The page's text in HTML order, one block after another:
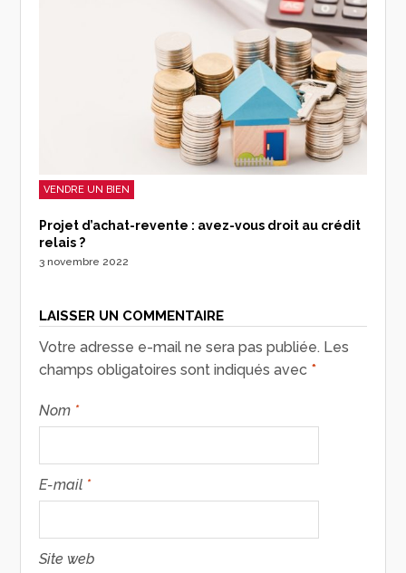
VENDRE UN BIEN
Projet d’achat-revente : avez-vous droit au crédit
relais ?
3 novembre 2022
LAISSER UN COMMENTAIRE
Votre adresse e-mail ne sera pas publiée. Les
champs obligatoires sont indiqués avec *
Nom *
E-mail *
Site web